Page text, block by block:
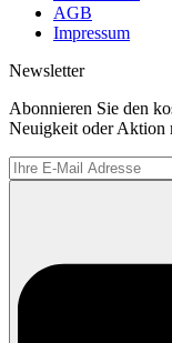
AGB
Impressum
Newsletter
Abonnieren Sie den
Neuigkeit oder Aktion